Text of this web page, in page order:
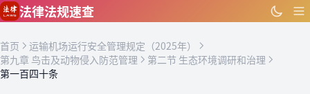
跳到主要内容
法律法规速查
首页
运输机场运行安全管理规定（2025年）
第九章 鸟击及动物侵入防范管理
第二节 生态环境调研和治理
第一百四十条